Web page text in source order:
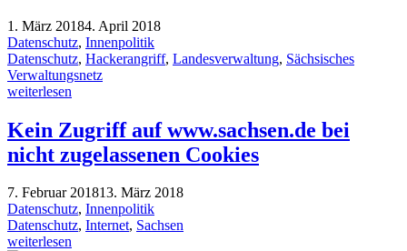
1. März 20184. April 2018
Datenschutz, Innenpolitik
Datenschutz, Hackerangriff, Landesverwaltung, Sächsisches
Verwaltungsnetz
weiterlesen
Kein Zugriff auf www.sachsen.de bei
nicht zugelassenen Cookies
7. Februar 201813. März 2018
Datenschutz, Innenpolitik
Datenschutz, Internet, Sachsen
weiterlesen